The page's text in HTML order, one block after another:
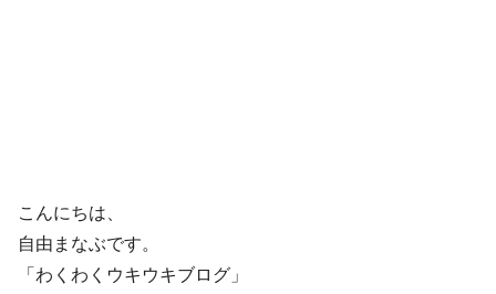
こんにちは、
自由まなぶです。
「わくわくウキウキブログ」